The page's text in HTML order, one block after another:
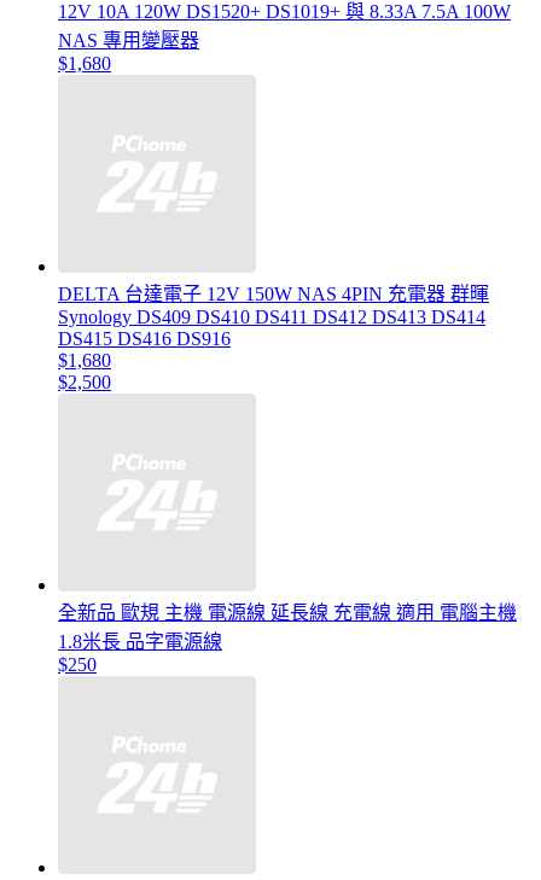
12V 10A 120W DS1520+ DS1019+ 與 8.33A 7.5A 100W
NAS 專用變壓器
$1,680
DELTA 台達電子 12V 150W NAS 4PIN 充電器 群暉
Synology DS409 DS410 DS411 DS412 DS413 DS414
DS415 DS416 DS916
$1,680
$2,500
全新品 歐規 主機 電源線 延長線 充電線 適用 電腦主機
1.8米長 品字電源線
$250